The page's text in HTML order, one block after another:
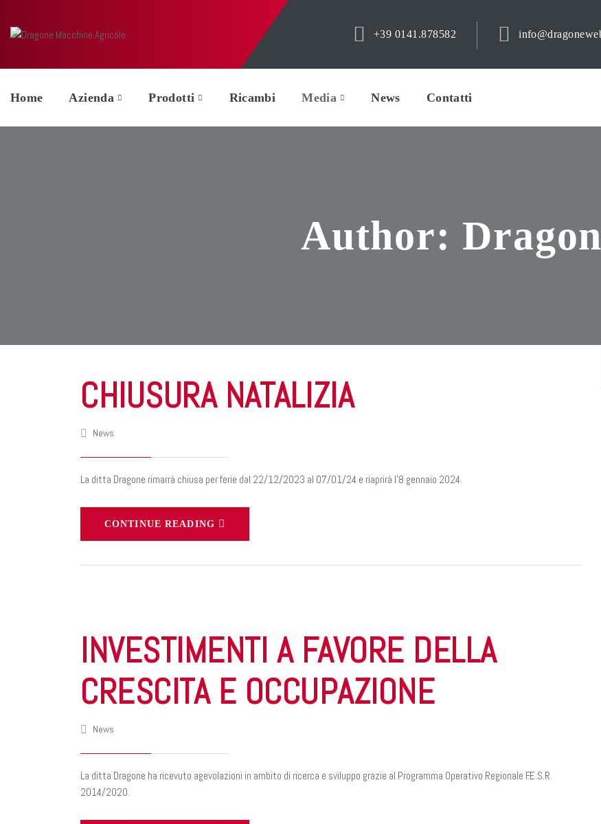
+39 0141.878582
Home Azienda Prodotti Ricambi Media News Contatti
Author:
CHIUSURA NATALIZIA
News
La ditta Dragone rimarrà chiusa per ferie dal 22/12/2023 al 07/01/24 e riaprirà l’8 gennaio 2024.
CONTINUE READING
INVESTIMENTI A FAVORE DELLA
CRESCITA E OCCUPAZIONE
News
La ditta Dragone ha ricevuto agevolazioni in ambito di ricerca e sviluppo grazie al Programma Operativo Regionale F.E.S.R.
2014/2020.